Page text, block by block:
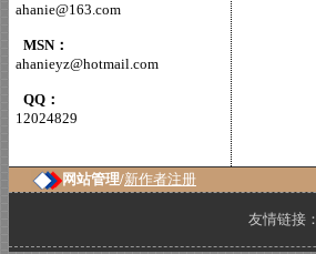
ahanie@163.com
MSN：
ahanieyz@hotmail.com
QQ：
12024829
网站管理/新作者注册
友情链接：